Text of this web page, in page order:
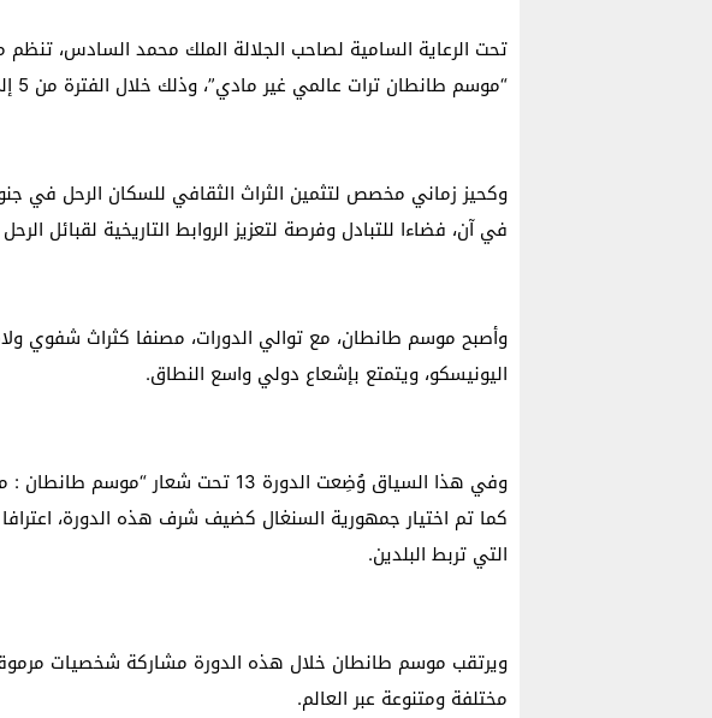
“موسم طانطان ترات عالمي غير مادي”، وذلك خلال الفترة من 5 إلى 10 ماي 2017.
وكحيز زماني مخصص لتثمين الثراث الثقافي للسكان الرحل في
في آن، فضاءا للتبادل وفرصة لتعزيز الروابط التاريخية لقبائل
وأصبح موسم طانطان، مع توالي الدورات، مصنفا كثراث شفوي
اليونيسكو، ويتمتع بإشعاع دولي واسع النطاق.
وفي هذا السياق وُضِعت الدورة 13 تحت
كما تم اختيار جمهورية السنغال كضيف شرف هذه الدورة، اعترافا
التي تربط البلدين.
ويرتقب موسم طانطان خلال هذه الدورة مشاركة شخصيات
مختلفة ومتنوعة عبر العالم.